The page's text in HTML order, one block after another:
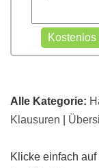
Alle Kategorie:
Klausuren
Klicke einfach